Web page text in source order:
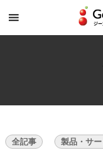
content
全記事 製品・サ